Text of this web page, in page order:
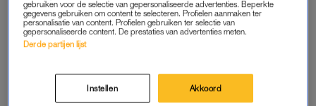
gebruiken voor de selectie van gepersonaliseerde advertenties. Beperkte
gegevens gebruiken om content te selecteren. Profielen aanmaken ter
personalisatie van content. Profielen gebruiken ter selectie van
gepersonaliseerde content. De prestaties van advertenties meten.
Derde partijen lijst
Instellen Akkoord